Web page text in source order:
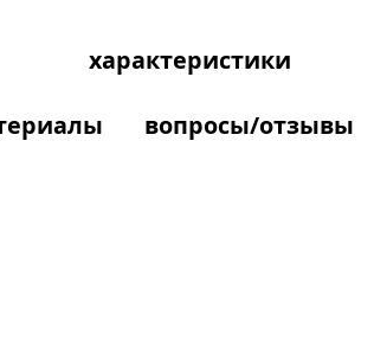
характеристики
вопросы/отзывы